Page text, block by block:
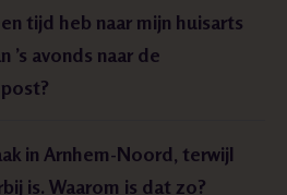
tijd heb naar mijn huisarts
’s avonds naar de
in Arnhem-Noord, terwijl
is. Waarom is dat zo?